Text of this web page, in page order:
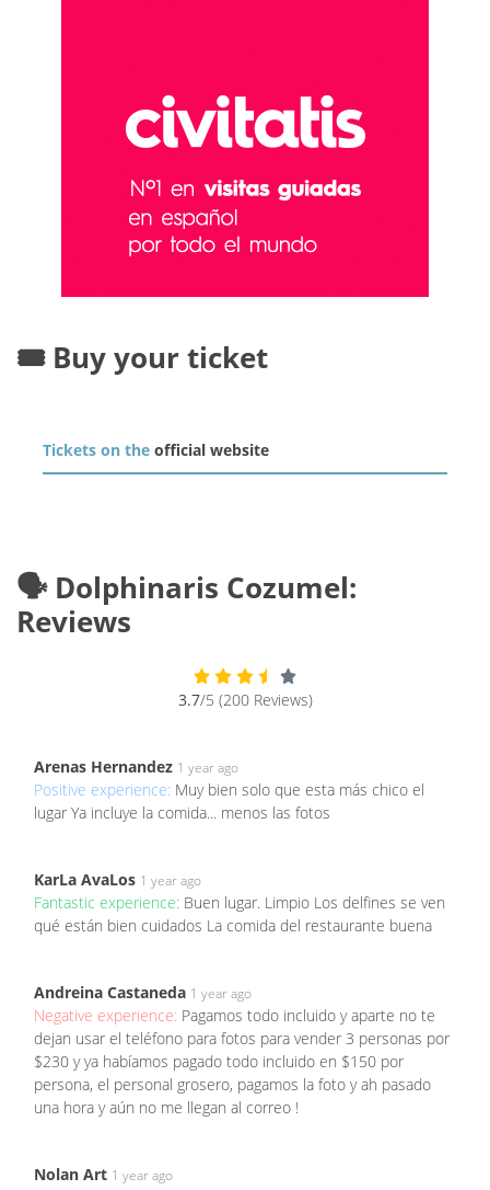
🎟️ Buy your ticket
Tickets on the official website
🗣️ Dolphinaris Cozumel:
Reviews
3.7/5 (200 Reviews)
Arenas Hernandez 1 year ago
Positive experience: Muy bien solo que esta más chico el
lugar Ya incluye la comida... menos las fotos
KarLa AvaLos 1 year ago
Fantastic experience: Buen lugar. Limpio Los delfines se ven
qué están bien cuidados La comida del restaurante buena
Andreina Castaneda 1 year ago
Negative experience: Pagamos todo incluido y aparte no te
dejan usar el teléfono para fotos para vender 3 personas por
$230 y ya habíamos pagado todo incluido en $150 por
persona, el personal grosero, pagamos la foto y ah pasado
una hora y aún no me llegan al correo !
Nolan Art 1 year ago